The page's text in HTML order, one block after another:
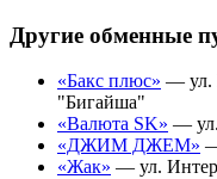
Другие обменные
«Бакс плюс» —
"Бигайша"
«Валюта SK» —
«ДЖИМ ДЖЕМ»
«Жак» — ул.